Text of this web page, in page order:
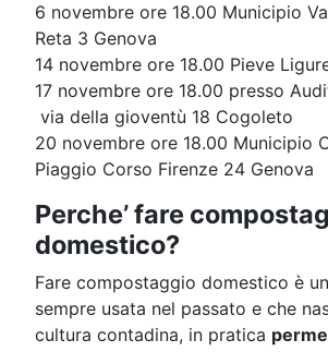
6 novembre ore 18.00 Municipio
Reta 3 Genova
14 novembre ore 18.00 Pieve
17 novembre ore 18.00 presso
via della gioventù 18 Cogoleto
20 novembre ore 18.00 Municipio
Piaggio Corso Firenze 24 Genova
Perche’ fare
domestico?
Fare compostaggio domestico è
sempre usata nel passato e che
cultura contadina, in pratica